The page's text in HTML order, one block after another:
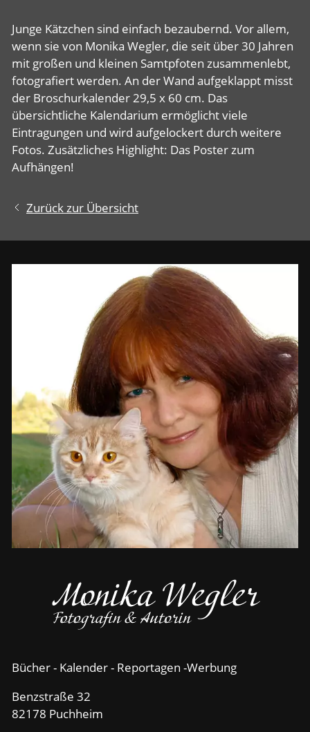
Junge Kätzchen sind einfach bezaubernd. Vor allem,
wenn sie von Monika Wegler, die seit über 30 Jahren
mit großen und kleinen Samtpfoten zusammenlebt,
fotografiert werden. An der Wand aufgeklappt misst
der Broschurkalender 29,5 x 60 cm. Das
übersichtliche Kalendarium ermöglicht viele
Eintragungen und wird aufgelockert durch weitere
Fotos. Zusätzliches Highlight: Das Poster zum
Aufhängen!
Zurück zur Übersicht
Bücher - Kalender - Reportagen -Werbung
Benzstraße 32
82178 Puchheim